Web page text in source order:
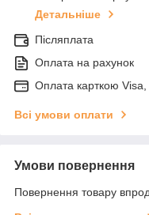
Детальніше
Післяплата
Оплата на рахунок
Оплата карткою
Всі умови оплати
Умови повернення
Повернення товару